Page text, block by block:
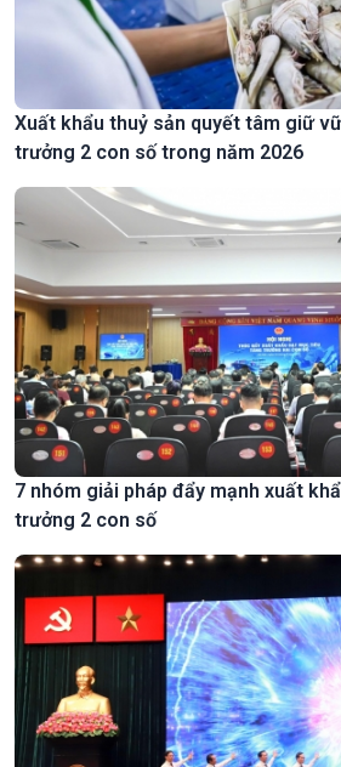
Xuất khẩu thuỷ sản quyết tâm giữ
trưởng 2 con số trong năm 2026
7 nhóm giải pháp đẩy mạnh xuất
trưởng 2 con số